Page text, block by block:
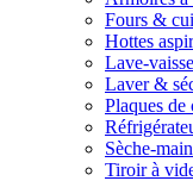
Fours &
Hottes
Lave-
Laver &
Plaques de
Sèche-
Tiroir à